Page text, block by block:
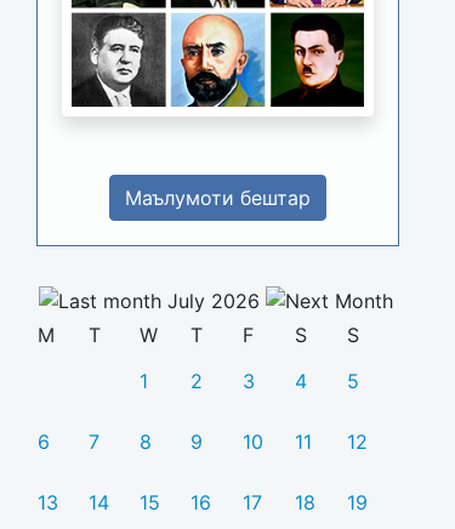
Маълумоти бештар
July 2026
M
T W T F S
S
1
2 3 4 5
6 7 8 9 10 11 12
13 14 15 16 17 18 19